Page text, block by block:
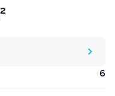
2
6